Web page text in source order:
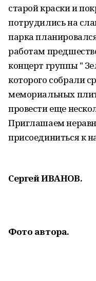
старой краски и
потрудились на
парка
работам
концерт группы "
которого собрали
мемориальных
провести еще
Приглашаем
присоединиться к
Сергей ИВАНОВ.
Фото автора.